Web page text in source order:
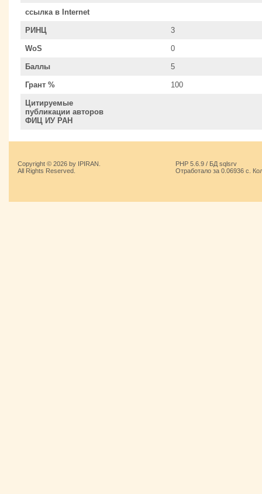
ссылка в Internet
РИНЦ 3
WoS 0
Баллы 5
Грант % 100
Цитируемые
публикации авторов
ФИЦ ИУ РАН
Copyright © 2026 by IPIRAN.
All Rights Reserved.
PHP 5.6.9 / БД sqlsrv
Отработало за 0.06936 с.